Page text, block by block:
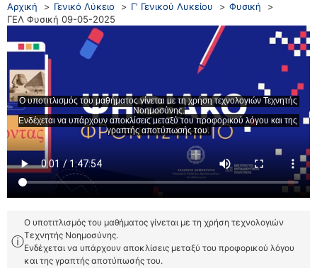
Αρχική Γενικό Λύκειο Γ' Γενικού Λυκείου
Φυσική
ΓΕΛ Φυσική 09-05-2025
ⓘ
Ο υποτιτλισμός του μαθήματος γίνεται με τη χρήση τεχνολογιών
Τεχνητής Νοημοσύνης.
Ενδέχεται να υπάρχουν αποκλίσεις μεταξύ του προφορικού λόγου
και της γραπτής αποτύπωσής του.